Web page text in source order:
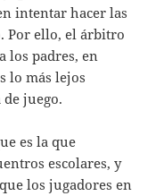
intentar hacer las
Por ello, el árbitro
los padres, en
lo más lejos
juego.
es la que
escolares, y
los jugadores en